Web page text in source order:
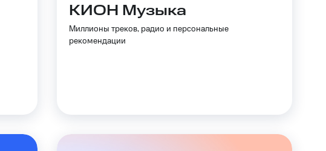
КИОН Музыка
Миллионы треков, радио и персональные
рекомендации